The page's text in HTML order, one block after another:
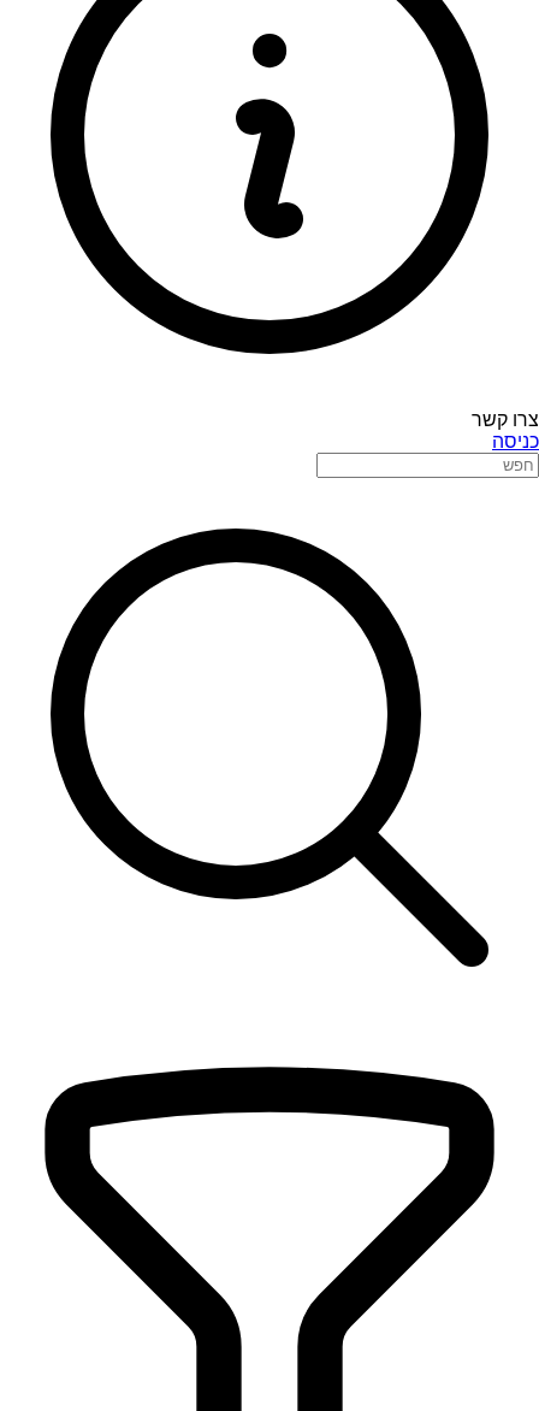
צרו קשר
כניסה